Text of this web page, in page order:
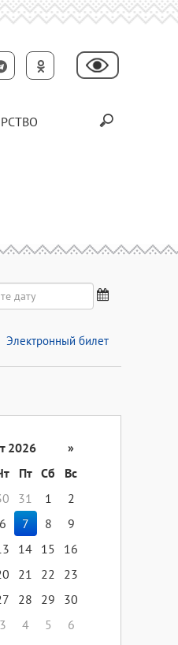
Электронный билет
2026
»
Пт Сб
Вс
31 1
2
6 7 8
9
14 15
16
21 22
23
28 29
30
3 4 5 6